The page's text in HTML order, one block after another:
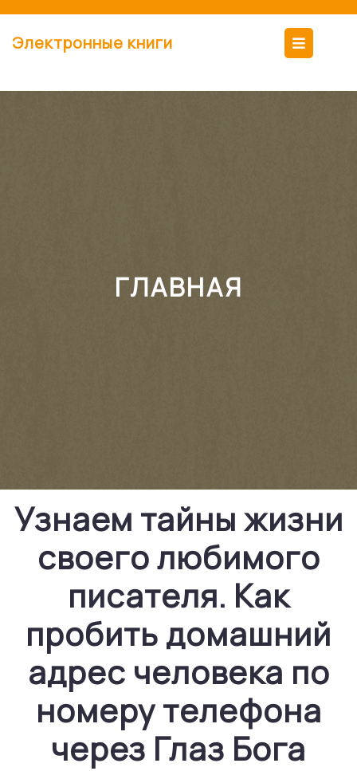
содержимому
Электронные книги
ГЛАВНАЯ
Узнаем тайны жизни
своего любимого
писателя. Как
пробить домашний
адрес человека по
номеру телефона
через Глаз Бога